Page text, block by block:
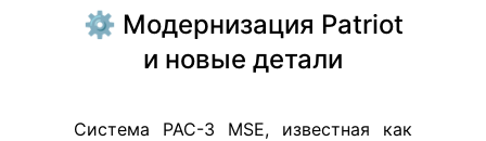
⚙️ Модернизация Patriot
и новые детали
Система PAC-3 MSE, известная как